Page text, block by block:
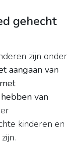
gehecht
zijn onder
aangaan van
van
kinderen en